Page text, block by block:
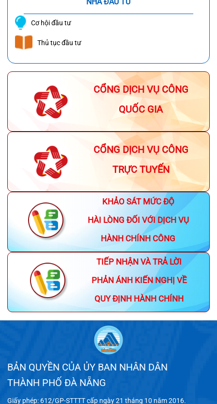
Cơ hội đầu tư
Thủ tục đầu tư
CỔNG DỊCH VỤ CÔNG
QUỐC GIA
CỔNG DỊCH VỤ CÔNG
TRỰC TUYẾN
KHẢO SÁT MỨC ĐỘ
HÀI LÒNG ĐỐI VỚI DỊCH VỤ
HÀNH CHÍNH CÔNG
TIẾP NHẬN VÀ TRẢ LỜI
PHẢN ÁNH KIẾN NGHỊ VỀ
QUY ĐỊNH HÀNH CHÍNH
BẢN QUYỀN CỦA ỦY BAN NHÂN DÂN
THÀNH PHỐ ĐÀ NẴNG
Giấy phép: 612/GP-STTTT cấp ngày 21 tháng 10 năm 2016.